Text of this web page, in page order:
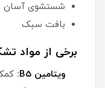
شستشوی آسان
بافت سبک
برخی از مواد
ویتامین B5: